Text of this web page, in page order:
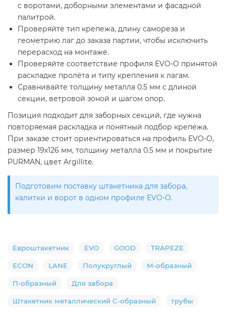
с воротами, доборными элементами и фасадной
палитрой.
Проверяйте тип крепежа, длину самореза и
геометрию лаг до заказа партии, чтобы исключить
перерасход на монтаже.
Проверяйте соответствие профиля EVO-O принятой
раскладке пролёта и типу крепления к лагам.
Сравнивайте толщину металла 0.5 мм с длиной
секции, ветровой зоной и шагом опор.
Позиция подходит для заборных секций, где нужна
повторяемая раскладка и понятный подбор крепежа.
При заказе стоит ориентироваться на профиль EVO-O,
размер 19х126 мм, толщину металла 0.5 мм и покрытие
PURMAN, цвет Argillite.
Подготовим поставку штакетника для забора,
калитки и ворот в одном профиле EVO-O.
Евроштакетник EVO GOOD TRAPEZE
ECON LANE Полукруглый М-образный
П-образный Для забора
Штакетник металлический С-образный трубы